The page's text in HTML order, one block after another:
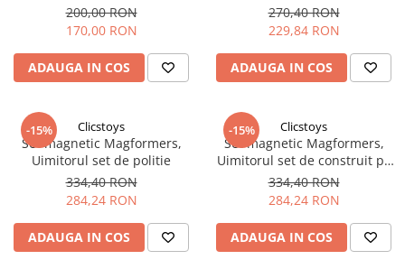
200,00 RON
170,00 RON
ADAUGA IN COS
270,40 RON
229,84 RON
ADAUGA IN COS
-15% Clicstoys
Set magnetic Magformers,
Uimitorul set de politie
334,40 RON
284,24 RON
ADAUGA IN COS
-15% Clicstoys
Set magnetic Magformers,
Uimitorul set de construit pe
santier
334,40 RON
284,24 RON
ADAUGA IN COS